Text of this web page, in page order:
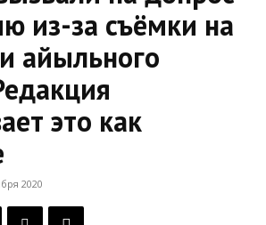
из-за съёмки на
айыльного
это как
2020